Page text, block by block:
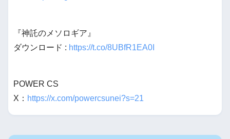
『神託のメソロギア』
ダウンロード : https://t.co/8UBfR1EA0I
POWER CS
X： https://x.com/powercsunei?s=21